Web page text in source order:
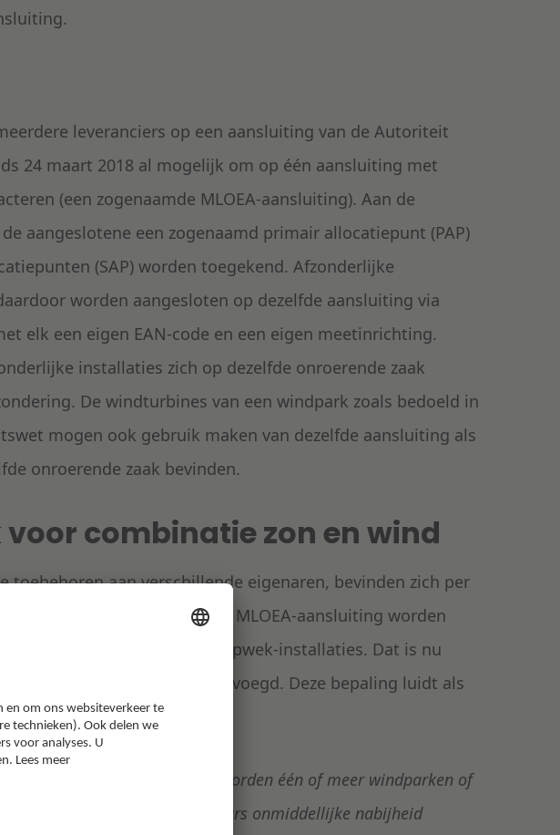
leveranciers op een aansluiting van de Autoriteit
24 maart 2018 al mogelijk om op één aansluiting met
(een zogenaamde MLOEA-aansluiting). Aan de
aangeslotene een zogenaamd primair allocatiepunt (PAP)
(SAP) worden toegekend. Afzonderlijke
worden aangesloten op dezelfde aansluiting via
elk een eigen EAN-code en een eigen meetinrichting.
installaties zich op dezelfde onroerende zaak
De windturbines van een windpark zoals bedoeld in
mogen ook gebruik maken van dezelfde aansluiting als
onroerende zaak bevinden.
combinatie zon en wind
toebehoren aan verschillende eigenaren, bevinden zich per
zaken. Er kon dus geen MLOEA-aansluiting worden
combinatie van duurzame opwek-installaties. Dat is nu
is lid 7 toegevoegd. Deze bepaling luidt als
deze wet bepaalde worden één of meer windparken of
daarvan die zich in elkaars onmiddellijke nabijheid